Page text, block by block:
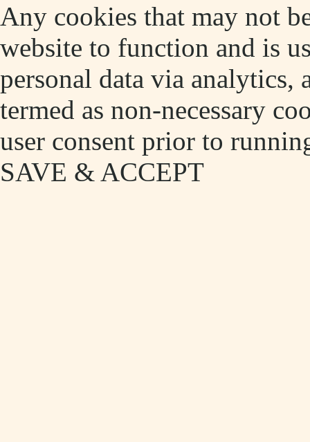
Any cookies that may not
website to function and is
personal data via analytics,
termed as non-necessary
user consent prior to
SAVE & ACCEPT